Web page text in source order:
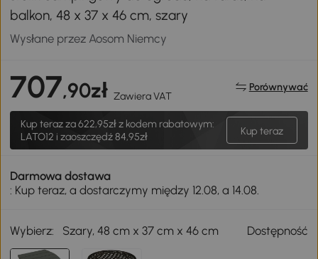
balkon, 48 x 37 x 46 cm, szary
Wysłane przez Aosom Niemcy
707,90zł Zawiera VAT
Porównywać
Kup teraz za622,95złz kodem rabatowym:
LATO12 i zaoszczędź 84,95zł
Kup teraz
Darmowa dostawa
: Kup teraz, a dostarczymy między 12.08, a 14.08.
Wybierz: Szary, 48 cm x 37 cm x 46 cm Dostępność